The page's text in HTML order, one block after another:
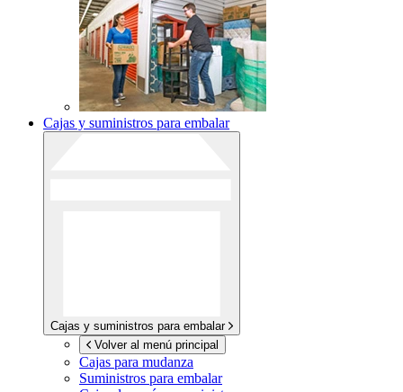
Cajas y suministros para embalar
Cajas y suministros para embalar
Volver al menú principal
Cajas para mudanza
Suministros para embalar